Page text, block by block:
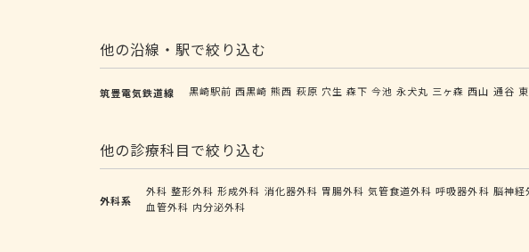
他の沿線・駅で絞り込む
筑豊電気鉄道線 黒崎駅前 西黒崎 熊西 萩原 穴生 森下 今池 永犬丸 三ヶ森 西山 通谷
他の診療科目で絞り込む
外科系
外科 整形外科 形成外科 消化器外科 胃腸外科 気管食道外科 呼吸器外科 脳神経
血管外科 内分泌外科